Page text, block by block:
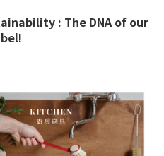
: The DNA of our